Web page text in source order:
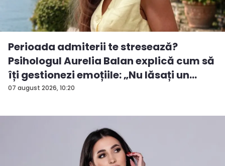
07 august 2026, 10:20
Perioada admiterii te stresează?
Psihologul Aurelia Balan explică cum să
îți gestionezi emoțiile: „Nu lăsați un
rezu...